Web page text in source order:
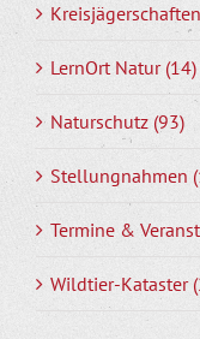
LernOrt Natur (14)
Naturschutz (93)
Stellungnahmen
Termine &
Wildtier-Kataster